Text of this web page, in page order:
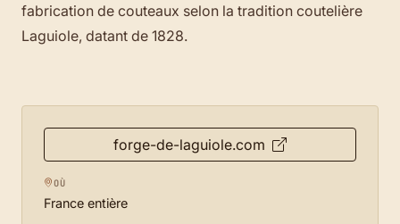
fabrication de couteaux selon la tradition coutelière
Laguiole, datant de 1828.
forge-de-laguiole.com
OÙ
France entière